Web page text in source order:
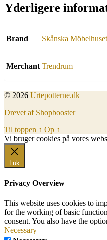
Yderligere
Brand Skånska Möbelhuset
Merchant Trendrum
© 2026 Urtepotterne.dk
Drevet af Shopbooster
Til toppen ↑ Op ↑
Vi bruger cookies på vores
Luk
Privacy Overview
This website uses cookies to
for the working of basic
consent. You also have the
Necessary